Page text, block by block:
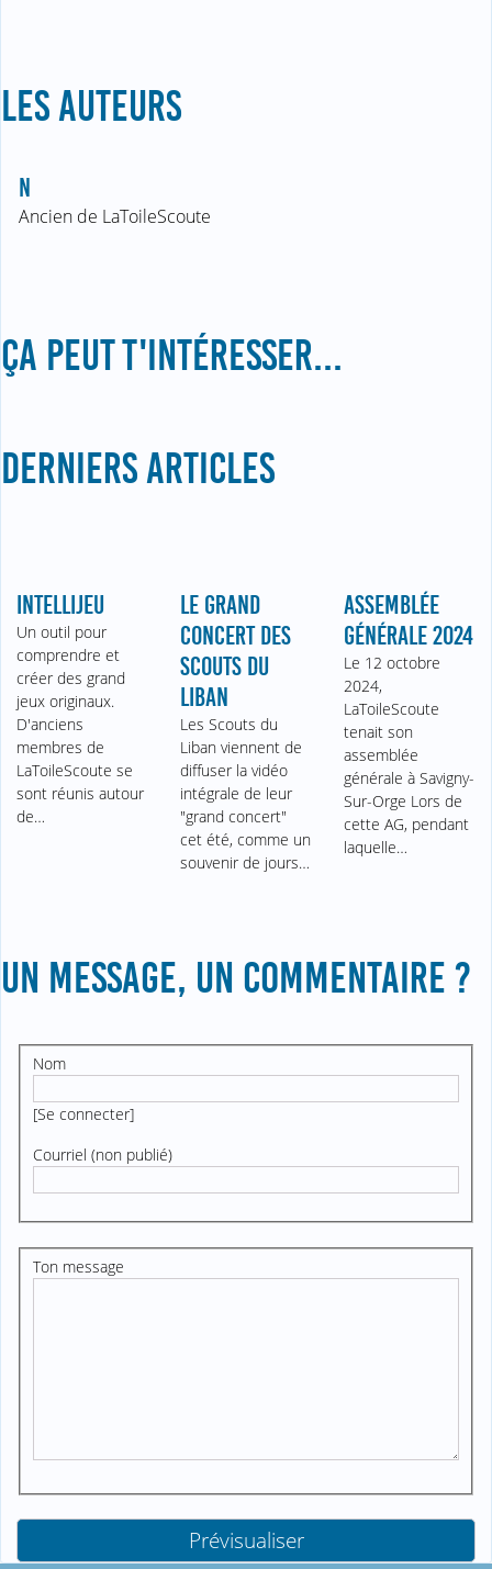
LES AUTEURS
N
Ancien de LaToileScoute
ÇA PEUT T'INTÉRESSER...
DERNIERS ARTICLES
INTELLIJEU
Un outil pour
comprendre et
créer des grand
jeux originaux.
D'anciens
membres de
LaToileScoute se
sont réunis autour
de…
LE GRAND
CONCERT DES
SCOUTS DU
LIBAN
Les Scouts du
Liban viennent de
diffuser la vidéo
intégrale de leur
"grand concert"
cet été, comme un
souvenir de jours…
ASSEMBLÉE
GÉNÉRALE 2024
Le 12 octobre
2024,
LaToileScoute
tenait son
assemblée
générale à Savigny-
Sur-Orge Lors de
cette AG, pendant
laquelle…
UN MESSAGE, UN COMMENTAIRE ?
Nom
[Se connecter]
Courriel (non publié)
Ton message